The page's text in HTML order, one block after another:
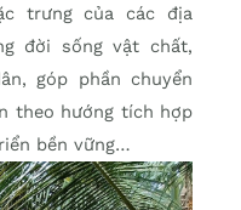
trưng của các địa
đời sống vật chất,
góp phần chuyển
theo hướng tích hợp
bền vững…